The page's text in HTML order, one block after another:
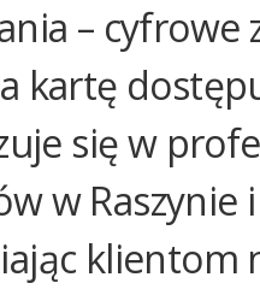
–
kartę
się w
w Raszynie
klientom